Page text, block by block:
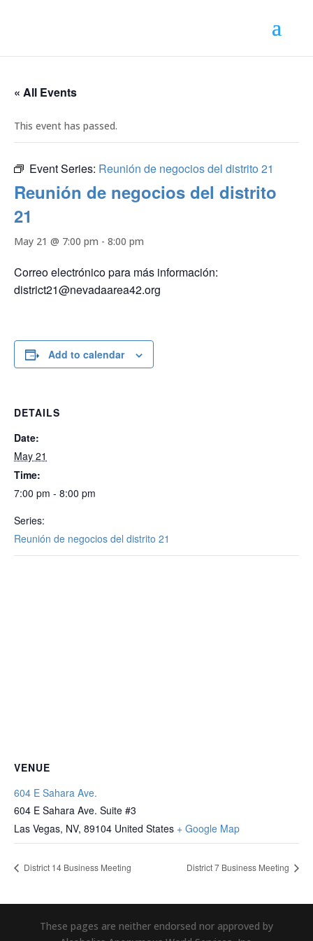
« All Events
This event has passed.
Event Series: Reunión de negocios del distrito 21
Reunión de negocios del distrito
21
May 21 @ 7:00 pm - 8:00 pm
Correo electrónico para más información:
district21@nevadaarea42.org
Add to calendar
DETAILS
Date:
May 21
Time:
7:00 pm - 8:00 pm
Series:
Reunión de negocios del distrito 21
VENUE
604 E Sahara Ave.
604 E Sahara Ave. Suite #3
Las Vegas, NV, 89104 United States + Google Map
District 14 Business Meeting District 7 Business Meeting
These pages are neither endorsed nor approved by